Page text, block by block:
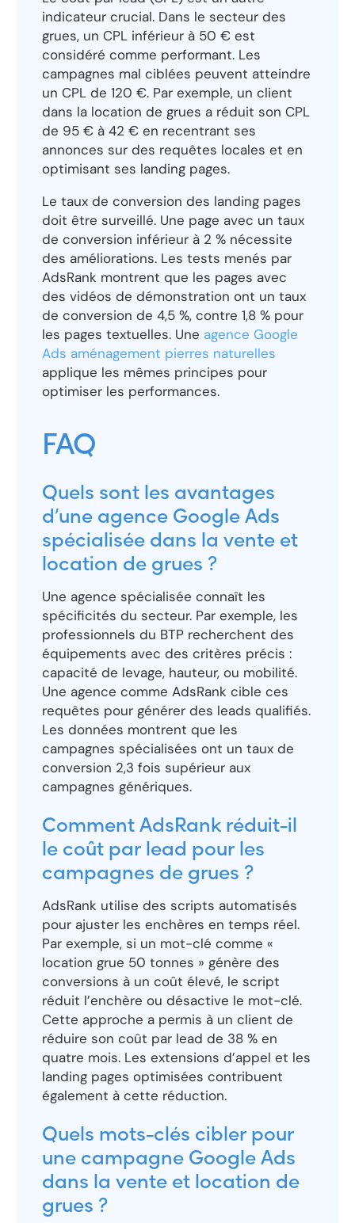
indicateur crucial. Dans le secteur des
grues, un CPL inférieur à 50 € est
considéré comme performant. Les
campagnes mal ciblées peuvent atteindre
un CPL de 120 €. Par exemple, un client
dans la location de grues a réduit son CPL
de 95 € à 42 € en recentrant ses
annonces sur des requêtes locales et en
optimisant ses landing pages.
Le taux de conversion des landing pages
doit être surveillé. Une page avec un taux
de conversion inférieur à 2 % nécessite
des améliorations. Les tests menés par
AdsRank montrent que les pages avec
des vidéos de démonstration ont un taux
de conversion de 4,5 %, contre 1,8 % pour
les pages textuelles. Une agence Google
Ads aménagement pierres naturelles
applique les mêmes principes pour
optimiser les performances.
FAQ
Quels sont les avantages
d’une agence Google Ads
spécialisée dans la vente et
location de grues ?
Une agence spécialisée connaît les
spécificités du secteur. Par exemple, les
professionnels du BTP recherchent des
équipements avec des critères précis :
capacité de levage, hauteur, ou mobilité.
Une agence comme AdsRank cible ces
requêtes pour générer des leads qualifiés.
Les données montrent que les
campagnes spécialisées ont un taux de
conversion 2,3 fois supérieur aux
campagnes génériques.
Comment AdsRank réduit-il
le coût par lead pour les
campagnes de grues ?
AdsRank utilise des scripts automatisés
pour ajuster les enchères en temps réel.
Par exemple, si un mot-clé comme «
location grue 50 tonnes » génère des
conversions à un coût élevé, le script
réduit l’enchère ou désactive le mot-clé.
Cette approche a permis à un client de
réduire son coût par lead de 38 % en
quatre mois. Les extensions d’appel et les
landing pages optimisées contribuent
également à cette réduction.
Quels mots-clés cibler pour
une campagne Google Ads
dans la vente et location de
grues ?